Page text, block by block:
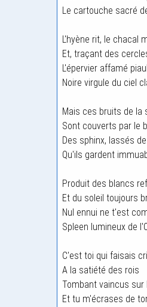
Le cartouche sacré
L'hyène rit, le chacal
Et, traçant des
L'épervier affamé
Noire virgule du ciel
Mais ces bruits de la
Sont couverts par le
Des sphinx, lassés
Qu'ils gardent
Produit des blancs
Et du soleil toujours
Nul ennui ne t'est
Spleen lumineux de
C'est toi qui faisais
A la satiété des rois
Tombant vaincus sur
Et tu m'écrases de